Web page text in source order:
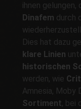
ihnen gelungen,
Dinafem durch
Dies hat dazu
klare Linien
historischen
werden, wie
Amnesia, Moby
Sortiment, bei